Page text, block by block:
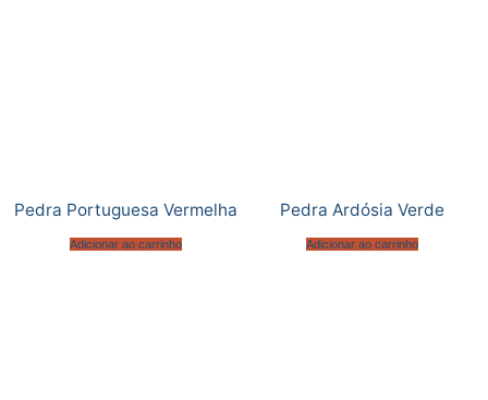
Pedra Portuguesa Vermelha
Adicionar ao carrinho
Pedra Ardósia Verde
Adicionar ao carrinho